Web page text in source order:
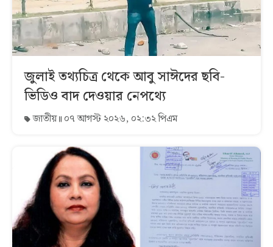
জুলাই তথ্যচিত্র থেকে আবু সাঈদের ছবি-
ভিডিও বাদ দেওয়ার নেপথ্যে
জাতীয় ০৭ আগস্ট ২০২৬, ০২:৩২ পিএম